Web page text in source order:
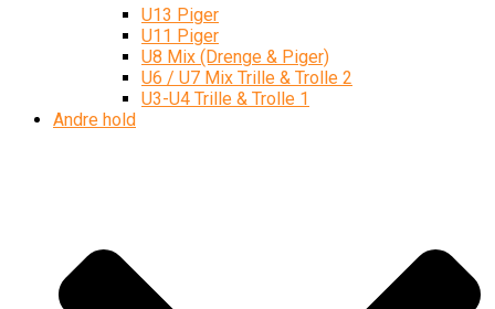
U13 Piger
U11 Piger
U8 Mix (Drenge & Piger)
U6 / U7 Mix Trille & Trolle 2
U3-U4 Trille & Trolle 1
Andre hold